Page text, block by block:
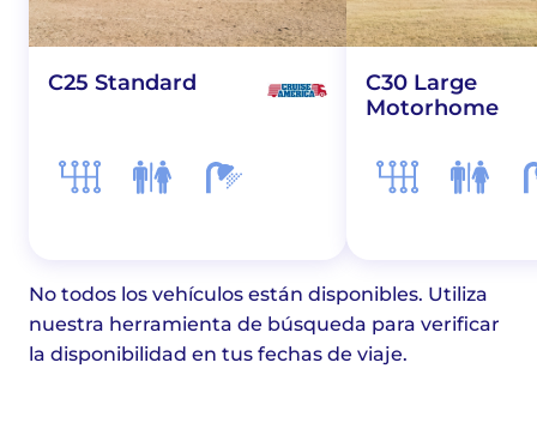
C25 Standard
C30 Large
Motorhome
No todos los vehículos están disponibles. Utiliza
nuestra herramienta de búsqueda para verificar
la disponibilidad en tus fechas de viaje.